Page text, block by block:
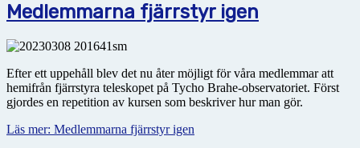
Medlemmarna fjärrstyr igen
Efter ett uppehåll blev det nu åter möjligt för våra medlemmar att
hemifrån fjärrstyra teleskopet på Tycho Brahe-observatoriet. Först
gjordes en repetition av kursen som beskriver hur man gör.
Läs mer: Medlemmarna fjärrstyr igen